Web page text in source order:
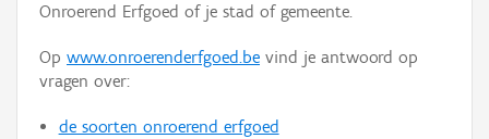
Aanmelden
Onroerend Erfgoed of je stad of gemeente.
Op www.onroerenderfgoed.be vind je antwoord op
vragen over:
de soorten onroerend erfgoed